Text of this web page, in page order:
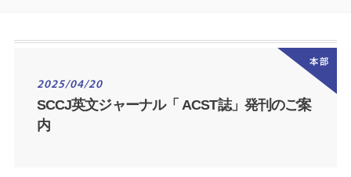
2025/04/20
SCCJ英文ジャーナル「 ACST誌」発刊のご案
内